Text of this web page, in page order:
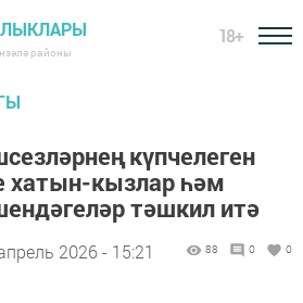
районы
18+
күпчелеген
хатын-кызлар һәм
тәшкил итә
2026 - 15:21 88 0 0